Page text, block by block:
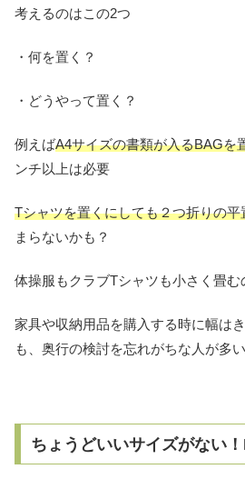
考えるのはこの2つ
・何を置く？
・どうやって置く？
例えばA4サイズの書類が入るBAGを
ンチ以上は必要
Tシャツを置くにしても２つ折りの平
まらないかも？
体操服もクラブTシャツも小さく畳
家具や収納用品を購入する時に幅は
も、奥行の検討を忘れがちな人が多
ちょうどいいサイズがない